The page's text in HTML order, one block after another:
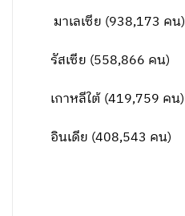
มาเลเซีย (938,173 คน)
รัสเซีย (558,866 คน)
เกาหลีใต้ (419,759 คน)
อินเดีย (408,543 คน)